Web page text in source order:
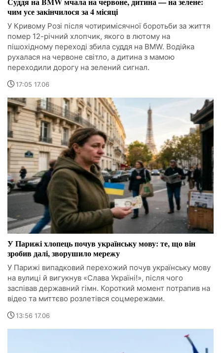
чим усе закінчилося за 4 місяці
У Кривому Розі після чотиримісячної боротьби за життя
помер 12-річний хлопчик, якого в лютому на
пішохідному переході збила суддя на BMW. Водійка
рухалася на червоне світло, а дитина з мамою
переходили дорогу на зелений сигнал.
17:05 17.06
У Парижі хлопець почув українську мову: те, що він
зробив далі, зворушило мережу
У Парижі випадковий перехожий почув українську мову
на вулиці й вигукнув «Слава Україні!», після чого
заспівав державний гімн. Короткий момент потрапив на
відео та миттєво розлетівся соцмережами.
13:56 17.06